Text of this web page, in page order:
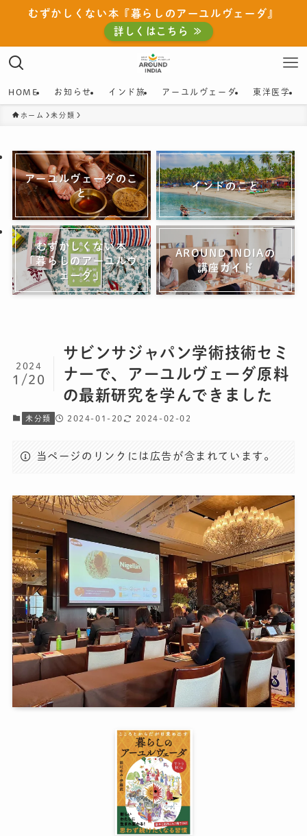
むずかしくない本『暮らしのアーユルヴェーダ』
詳しくはこちら ≫
HOME お知らせ インド旅 アーユルヴェーダ 東洋医学
ホーム 未分類
アーユルヴェーダのこ
と
インドのこと
むずかしくない本
「暮らしのアーユルヴ
ェーダ」
AROUND INDIAの
講座ガイド
サビンサジャパン学術技術セミ
ナーで、アーユルヴェーダ原料
の最新研究を学んできました
2024
1/20
未分類 2024-01-20 2024-02-02
当ページのリンクには広告が含まれています。